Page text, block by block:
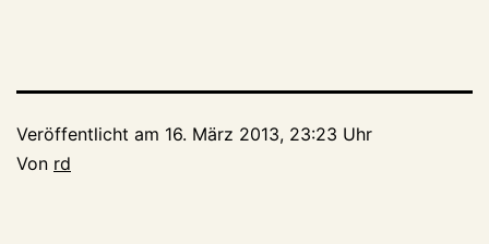
Veröffentlicht am 16. März 2013, 23:23 Uhr
Von rd